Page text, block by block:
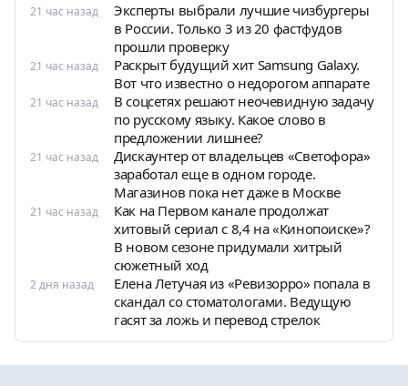
21 час назад
Эксперты выбрали лучшие чизбургеры
в России. Только 3 из 20 фастфудов
прошли проверку
21 час назад
Раскрыт будущий хит Samsung Galaxy.
Вот что известно о недорогом аппарате
21 час назад
В соцсетях решают неочевидную задачу
по русскому языку. Какое слово в
предложении лишнее?
21 час назад
Дискаунтер от владельцев «Светофора»
заработал еще в одном городе.
Магазинов пока нет даже в Москве
21 час назад
Как на Первом канале продолжат
хитовый сериал с 8,4 на «Кинопоиске»?
В новом сезоне придумали хитрый
сюжетный ход
2 дня назад
Елена Летучая из «Ревизорро» попала в
скандал со стоматологами. Ведущую
гасят за ложь и перевод стрелок